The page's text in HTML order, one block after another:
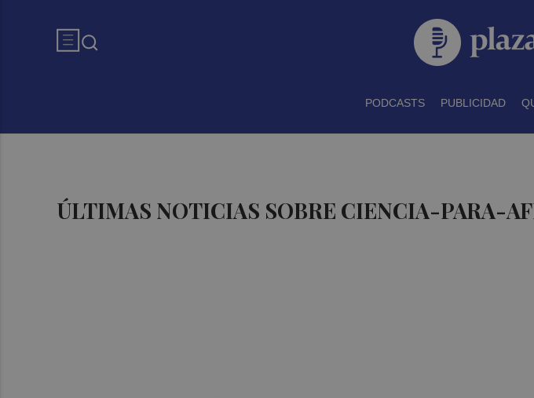
PODCASTS PUBLICIDAD
ÚLTIMAS NOTICIAS SOBRE CIENCIA-PARA-